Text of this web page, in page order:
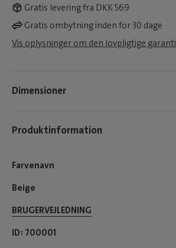
Gratis levering fra DKK 569
Gratis ombytning inden for 30 dage
Vis oplysninger om den lovpligtige garanti
Dimensioner
Produktinformation
Farvenavn
Beige
BRUGERVEJLEDNING
ID 700001